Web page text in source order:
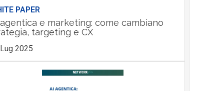
PAPER
e marketing: come cambiano
targeting e CX
2025